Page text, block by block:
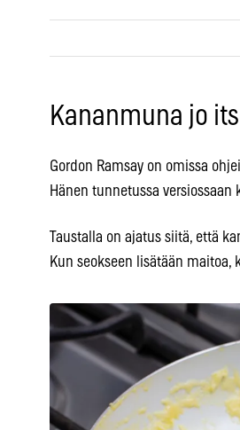
Kananmuna jo
Gordon Ramsay on omissa
Hänen tunnetussa
Taustalla on ajatus siitä, että
Kun seokseen lisätään